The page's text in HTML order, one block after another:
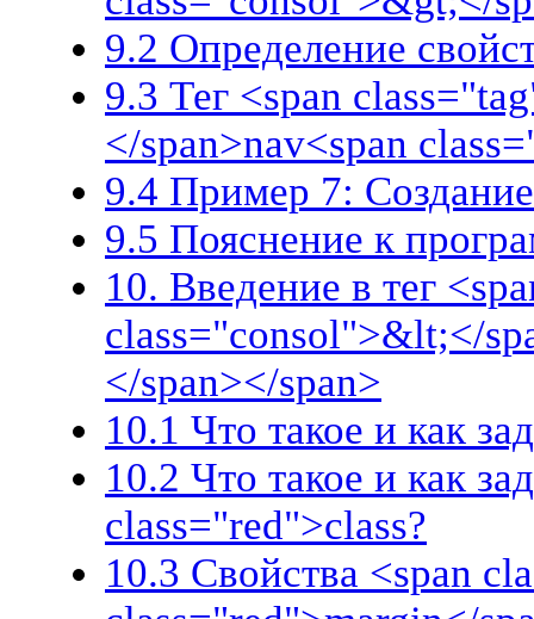
9.2 Определение
9.3 Тег <span
</span>nav<span
9.4 Пример 7:
9.5 Пояснение к
10. Введение в тег
class="consol">&lt;</
</span></span>
10.1 Что такое и как
10.2 Что такое и как
class="red">class?
10.3 Свойства <span